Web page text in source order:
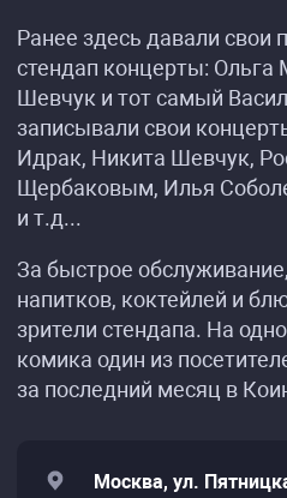
Ранее здесь давали свои
стендап концерты:
Шевчук и тот самый
записывали свои
Идрак, Никита Шевчук,
Щербаковым, Илья
и т.д...
За быстрое
напитков, коктейлей и
зрители стендапа. На
комика один из
за последний месяц в
Москва, ул.